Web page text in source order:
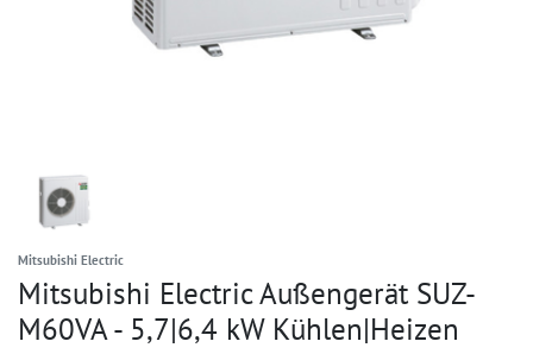
Mitsubishi Electric
Mitsubishi Electric Außengerät SUZ-
M60VA - 5,7|6,4 kW Kühlen|Heizen